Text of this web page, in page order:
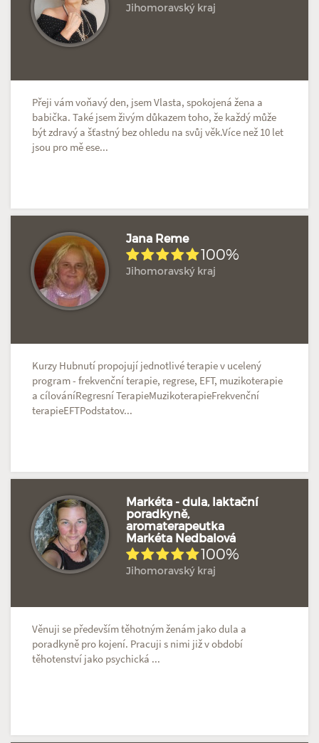
Jihomoravský kraj
Přeji vám voňavý den, jsem Vlasta, spokojená žena a
babička. Také jsem živým důkazem toho, že každý může
být zdravý a šťastný bez ohledu na svůj věk.Více než 10 let
jsou pro mě ese...
Jana Reme
100%
Jihomoravský kraj
Kurzy Hubnutí propojují jednotlivé terapie v ucelený
program - frekvenční terapie, regrese, EFT, muzikoterapie
a cílováníRegresní TerapieMuzikoterapieFrekvenční
terapieEFTPodstatov...
Markéta - dula, laktační
poradkyně,
aromaterapeutka
Markéta Nedbalová
100%
Jihomoravský kraj
Věnuji se především těhotným ženám jako dula a
poradkyně pro kojení. Pracuji s nimi již v období
těhotenství jako psychická ...
Hodnoceno: 1×
Hodnoceno: 5×
Doposud žádné hodnocení Profil terapeuta